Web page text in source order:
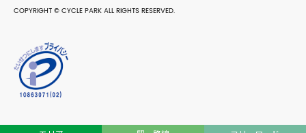
COPYRIGHT © CYCLE PARK ALL RIGHTS RESERVED.